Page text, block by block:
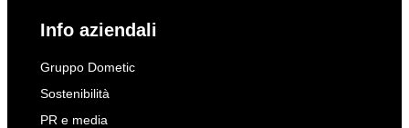
Info aziendali
Gruppo Dometic
Sostenibilità
PR e media